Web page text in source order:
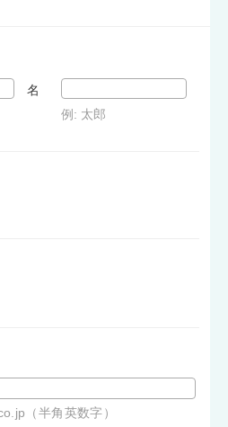
名
例: 太郎
（半角英数字）